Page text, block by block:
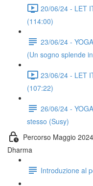
20/06/24 - LET
(114:00)
23/06/24 -
(Un sogno splende
23/06/24 - LET
(107:22)
26/06/24 -
stesso (Susy)
Percorso Maggio
Dharma
Introduzione al